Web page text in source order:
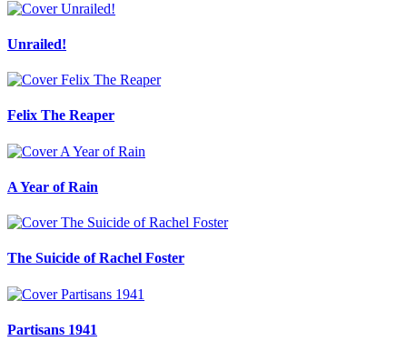
Unrailed!
Felix The Reaper
A Year of Rain
The Suicide of Rachel Foster
Partisans 1941